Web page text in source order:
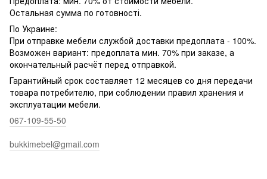
Остальная сумма по готовності.
По Украине:
При отправке мебели службой доставки предоплата - 100%.
Возможен вариант: предоплата мин. 70% при заказе, а
окончательный расчёт перед отправкой.
Гарантийный срок составляет 12 месяцев со дня передачи
товара потребителю, при соблюдении правил хранения и
эксплуатации мебели.
067-109-55-50
bukkimebel@gmail.com